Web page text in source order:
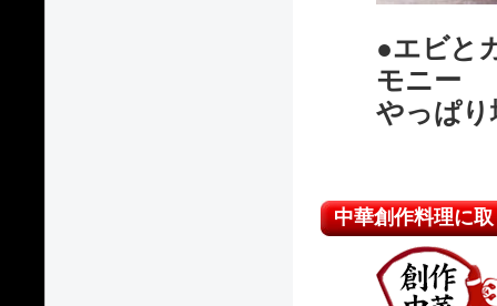
●エビと
モニー
やっぱ
中華創作料理に